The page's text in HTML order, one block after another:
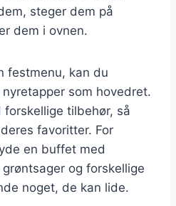
steger dem på
dem i ovnen.
festmenu, kan du
som hovedret.
forskellige tilbehør, så
favoritter. For
en buffet med
og forskellige
noget, de kan lide.